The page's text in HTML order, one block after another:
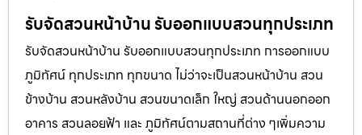
รับจัดสวนหน้าบ้าน รับออกแบบสวนทุกประเภท
รับจัดสวนหน้าบ้าน รับออกแบบสวนทุกประเภท การออกแบบ
ภูมิทัศน์ ทุกประเภท ทุกขนาด ไม่ว่าจะเป็นสวนหน้าบ้าน สวน
ข้างบ้าน สวนหลังบ้าน สวนขนาดเล็ก ใหญ่ สวนด้านนอกออก
อาคาร สวนลอยฟ้า และ ภูมิทัศน์ตามสถานที่ต่าง ๆเพิ่มความ